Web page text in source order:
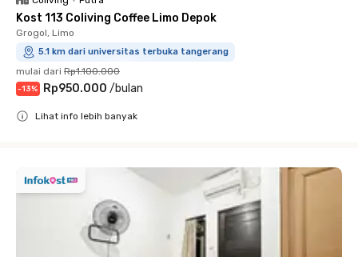
Kost 113 Coliving Coffee Limo Depok
Grogol, Limo
5.1 km dari universitas terbuka tangerang
mulai dari Rp1.100.000
-13% Rp950.000 /bulan
Lihat info lebih banyak